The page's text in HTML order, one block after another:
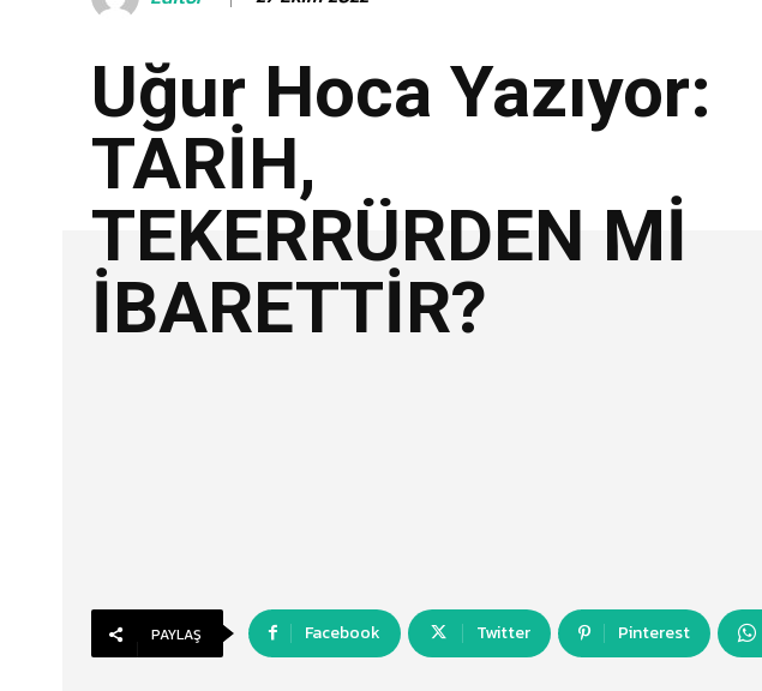
Uğur Hoca Yazıyor:
TARİH,
TEKERRÜRDEN Mİ
İBARETTİR?
PAYLAŞ Facebook Twitter Pinterest